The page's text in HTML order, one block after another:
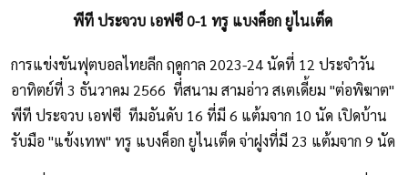
พีที ประจวบ เอฟซี 0-1 ทรู แบงค็อก ยูไนเต็ด
การแข่งขันฟุตบอลไทยลีก ฤดูกาล 2023-24 นัดที่ 12 ประจำวัน
อาทิตย์ที่ 3 ธันวาคม 2566 ที่สนาม สามอ่าว สเตเดี้ยม "ต่อพิฆาต"
พีที ประจวบ เอฟซี ทีมอันดับ 16 ที่มี 6 แต้มจาก 10 นัด เปิดบ้าน
รับมือ "แข้งเทพ" ทรู แบงค็อก ยูไนเต็ด จ่าฝูงที่มี 23 แต้มจาก 9 นัด